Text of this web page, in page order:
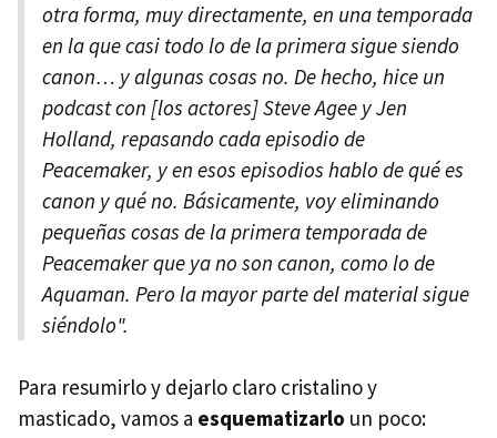
otra forma, muy directamente, en una temporada
en la que casi todo lo de la primera sigue siendo
canon… y algunas cosas no. De hecho, hice un
podcast con [los actores] Steve Agee y Jen
Holland, repasando cada episodio de
Peacemaker, y en esos episodios hablo de qué es
canon y qué no. Básicamente, voy eliminando
pequeñas cosas de la primera temporada de
Peacemakerque ya no son canon, como lo de
Aquaman. Pero la mayor parte del material sigue
siéndolo".
Para resumirlo y dejarlo claro cristalino y
masticado, vamos a esquematizarlo un poco: